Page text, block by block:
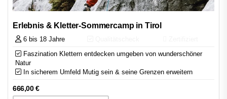
Erlebnis & Kletter-Sommercamp in Tirol
6 bis 18 Jahre
Faszination Klettern entdecken umgeben von wunderschöner
Natur
In sicherem Umfeld Mutig sein & seine Grenzen erweitern
666,00€